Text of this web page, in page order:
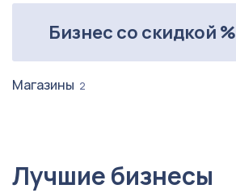
Бизнес со скидкой %
Магазины 2
Лучшие бизнесы